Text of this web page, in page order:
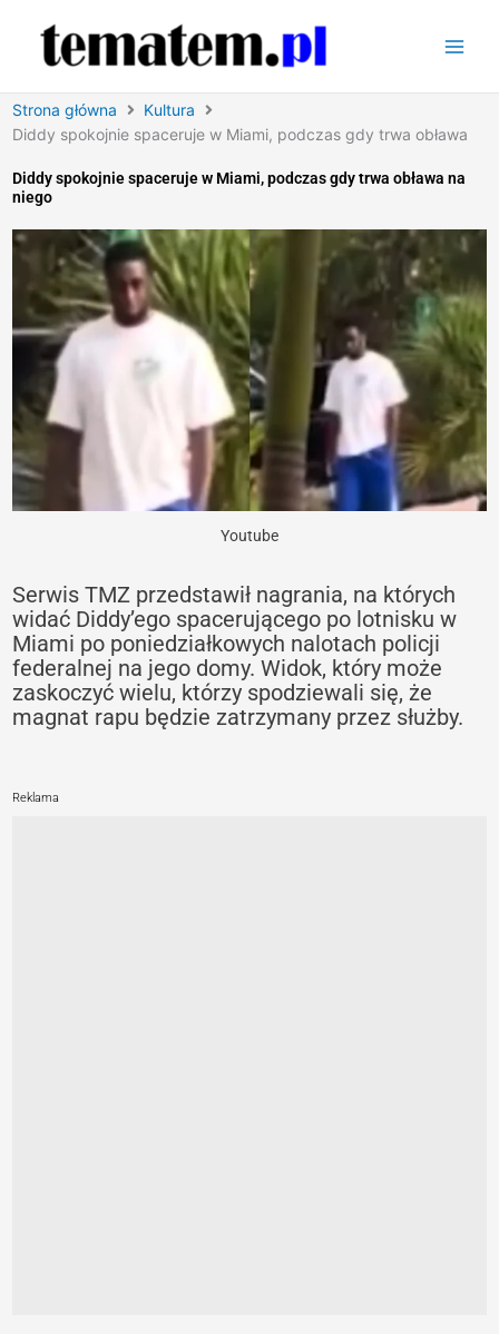
Strona główna
Kultura
Diddy spokojnie spaceruje w Miami, podczas gdy trwa obława
Diddy spokojnie spaceruje w Miami, podczas gdy trwa obława na
niego
Youtube
Serwis TMZ przedstawił nagrania, na których
widać Diddy’ego spacerującego po lotnisku w
Miami po poniedziałkowych nalotach policji
federalnej na jego domy. Widok, który może
zaskoczyć wielu, którzy spodziewali się, że
magnat rapu będzie zatrzymany przez służby.
Reklama